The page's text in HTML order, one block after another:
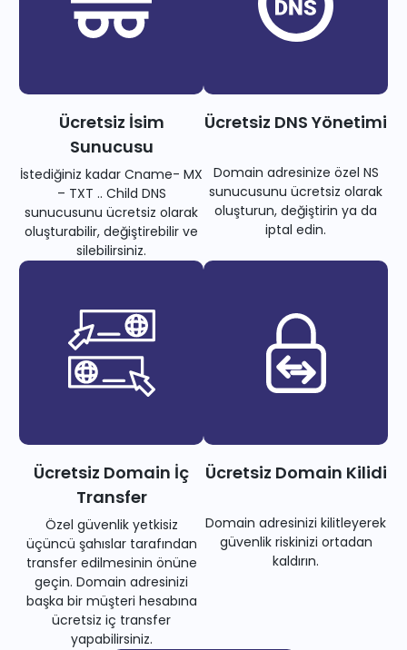
Ücretsiz İsim
Sunucusu
İstediğiniz kadar Cname- MX
– TXT .. Child DNS
sunucusunu ücretsiz olarak
oluşturabilir, değiştirebilir ve
silebilirsiniz.
Ücretsiz DNS Yönetimi
Domain adresinize özel NS
sunucusunu ücretsiz olarak
oluşturun, değiştirin ya da
iptal edin.
Ücretsiz Domain İç
Transfer
Özel güvenlik yetkisiz
üçüncü şahıslar tarafından
transfer edilmesinin önüne
geçin. Domain adresinizi
başka bir müşteri hesabına
ücretsiz iç transfer
yapabilirsiniz.
Ücretsiz Domain Kilidi
Domain adresinizi kilitleyerek
güvenlik riskinizi ortadan
kaldırın.